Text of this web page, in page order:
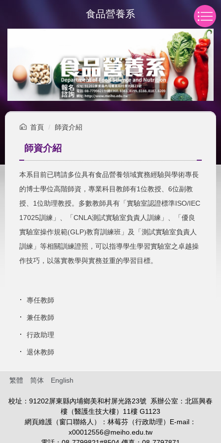
主
食品營養系
首頁 師資介紹
師資介紹
本系目前已聘請多位具有食品營養領域實務經驗與學術專長
的博士學位高階師資，專業科目教師有1 位教授、 6位副教
授、 1 位助理教授。多數教師具有「實驗室認證標準ISO/IEC
17025訓練」、「CNLA測試實驗室負責人訓練」、「優良
實驗室操作規範(GLP)教育訓練班」及「測試實驗室負責人
訓練」等相關訓練證照，可以指導學生學習實驗室之卓越操
作技巧，以落實教學與實務並重的學習目標。
專任教師
兼任教師
行政助理
退休教師
繁體 简体 English
校址：91202屏東縣內埔鄉美和村屏光路23號 系辦公室：北區興春
樓（醫護生技大樓）11樓 G1123
網頁維護（窗口聯絡人）：林莓芬（行政助理）E-mail：
x00012556@meiho.edu.tw